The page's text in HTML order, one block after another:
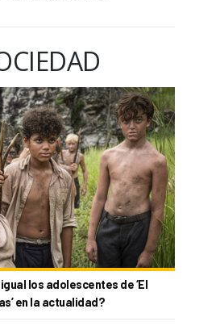
los adolescentes de ‘El
en la actualidad?